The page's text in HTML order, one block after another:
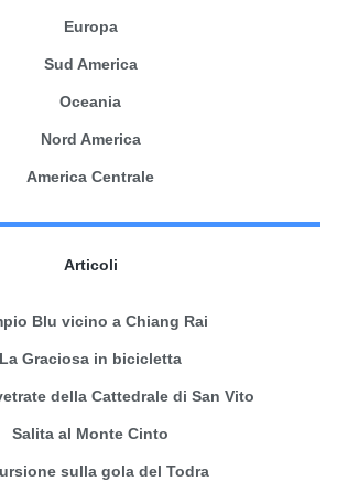
Europa
Sud America
Oceania
Nord America
America Centrale
Articoli
Blu vicino a Chiang Rai
La Graciosa in bicicletta
della Cattedrale di San Vito
Salita al Monte Cinto
sulla gola del Todra